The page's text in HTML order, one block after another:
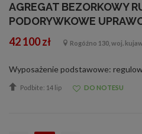
AGREGAT BEZORKOWY
PODORYWKOWE
42 100 zł Rogóźno 130, woj.
Podbite: 14 lip DO NOTESU